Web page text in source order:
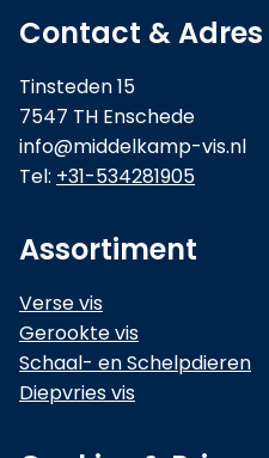
Contact & Adres
Tinsteden 15
7547 TH Enschede
info@middelkamp-vis.nl
Tel: +31-534281905
Assortiment
Verse vis
Gerookte vis
Schaal- en Schelpdieren
Diepvries vis